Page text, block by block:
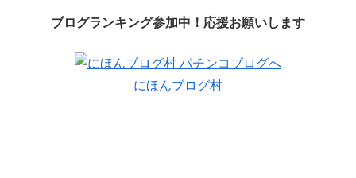
ブログランキング参加中！応援お願いします
にほんブログ村